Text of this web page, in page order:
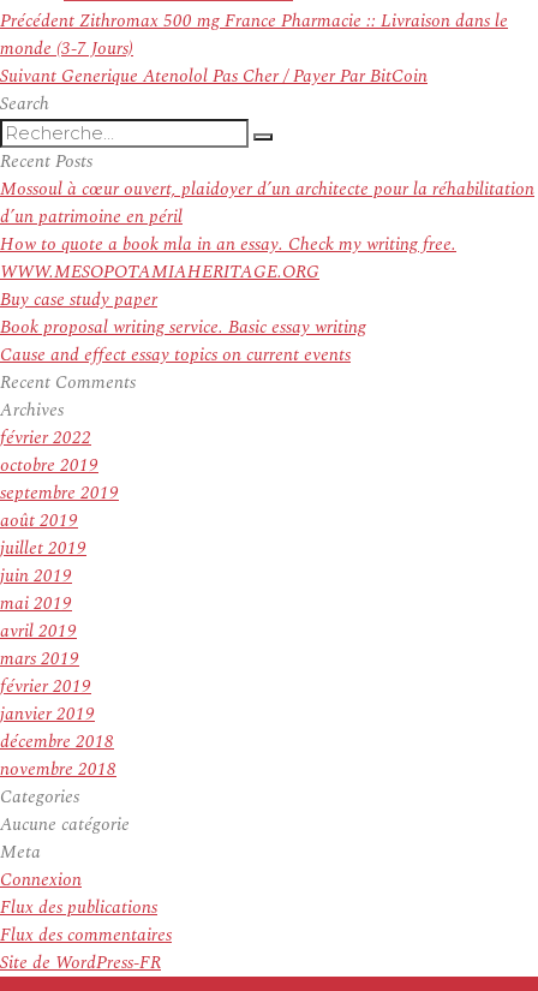
Navigation
de
l’article
PrécédentArticle
précédent :
Zithromax 500 mg France Pharmacie :: Livraison dans le
monde (3-7 Jours)
Suivant Article
Generique Atenolol Pas Cher / Payer Par BitCoin
Search
Recherche
pour
:
Recherche
Recent Posts
Mossoul à cœur ouvert, plaidoyer d’un architecte pour la réhabilitation
d’un patrimoine en péril
How to quote a book mla in an essay. Check my writing free.
WWW.MESOPOTAMIAHERITAGE.ORG
Buy case study paper
Book proposal writing service. Basic essay writing
Cause and effect essay topics on current events
Recent Comments
Archives
février 2022
octobre 2019
septembre 2019
août 2019
juillet 2019
juin 2019
mai 2019
avril 2019
mars 2019
février 2019
janvier 2019
décembre 2018
novembre 2018
Categories
Aucune catégorie
Meta
Connexion
Flux des publications
Flux des commentaires
Site de WordPress-FR